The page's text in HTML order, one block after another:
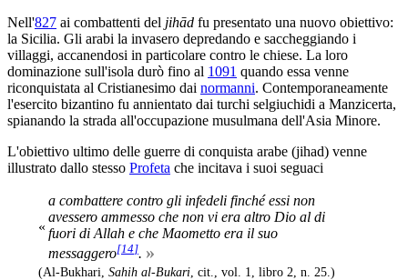
Nell'827 ai combattenti del jihād fu presentato una nuovo obiettivo:
la Sicilia. Gli arabi la invasero depredando e saccheggiando i
villaggi, accanendosi in particolare contro le chiese. La loro
dominazione sull'isola durò fino al 1091 quando essa venne
riconquistata al Cristianesimo dai normanni. Contemporaneamente
l'esercito bizantino fu annientato dai turchi selgiuchidi a Manzicerta,
spianando la strada all'occupazione musulmana dell'Asia Minore.
L'obiettivo ultimo delle guerre di conquista arabe (jihad) venne
illustrato dallo stesso Profeta che incitava i suoi seguaci
«
a combattere contro gli infedeli finché essi non
avessero ammesso che non vi era altro Dio al di
fuori di Allah e che Maometto era il suo
messaggero[14]. »
(Al-Bukhari, Sahih al-Bukari , cit., vol. 1, libro 2, n. 25.)